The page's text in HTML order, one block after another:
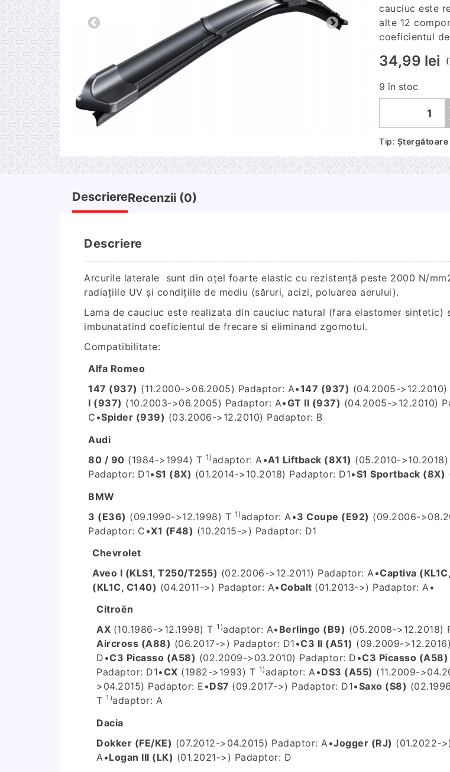
cauciuc este
alte 12
coeficientul
34,99 lei
9 în stoc
flat
silicon
-
Tip: Ștergătoare
DescriereRecenzii (0)
Descriere
Arcurile laterale sunt din oțel foarte elastic cu rezistență peste 2000 N/
radiațiile UV și condițiile de mediu (săruri, acizi, poluarea aerului).
Lama de cauciuc este realizata din cauciuc natural (fara elastomer
imbunatatind coeficientul de frecare si eliminand zgomotul.
Compatibilitate:
Alfa Romeo
147 (937) (11.2000->06.2005) Padaptor: A•147 (937) (04.2005->12.2010)
I (937) (10.2003->06.2005) Padaptor: A•GT II (937) (04.2005->12.2010) P
C •Spider (939) (03.2006->12.2010) Padaptor: B
Audi
80 / 90 (1984->1994) T 1)adaptor: A •A1 Liftback (8X1) (05.2010->10.2018)
Padaptor: D1•S1 (8X) (01.2014->10.2018) Padaptor: D1•S1 Sportback (8X)
BMW
3 (E36) (09.1990->12.1998) T 1)adaptor: A •3 Coupe (E92) (09.2006-
Padaptor: C •X1 (F48) (10.2015->) Padaptor: D1
Chevrolet
Aveo I (KLS1, T250/T255) (02.2006->12.2011) Padaptor: A •Captiva
(KL1C, C140) (04.2011->) Padaptor: A•Cobalt (01.2013->) Padaptor: A •
Citroën
AX (10.1986->12.1998) T 1)adaptor: A• Berlingo (B9) (05.2008->12.2018)
Aircross (A88) (06.2017->) Padaptor: D1 •C3 II (A51) (09.2009-
D •C3 Picasso (A58) (02.2009->03.2010) Padaptor: D •C3 Picasso (A58)
Padaptor: D1•CX (1982->1993) T 1)adaptor: A •DS3 (A55) (11.2009-
>04.2015) Padaptor: E •DS7 (09.2017->) Padaptor: D1•Saxo (S8)
T 1)adaptor: A
Dacia
Dokker (FE/KE) (07.2012->04.2015) Padaptor: A •Jogger (RJ) (01.2022-
A •Logan III (LK) (01.2021->) Padaptor: D